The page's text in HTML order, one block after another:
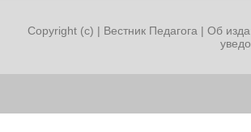
Copyright (c) | Вестник Педагога | Об